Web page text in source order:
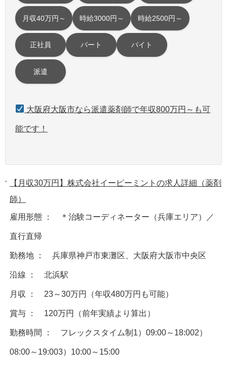
月収40万円～ 時給3000円～ 時給2500円～
正社員 パート バイト
派遣
大阪府大阪市なら派遣薬剤師で年収800万円～も可
能です！
【月収30万円】株式会社イーピーミントの求人詳細（薬剤
師）
雇用形態 ： ＊治験コーディネーター（兵庫エリア）／
直行直帰
勤務地 ： 兵庫県神戸市東灘区、大阪府大阪市中央区
沿線 ： 北浜駅
月収 ： 23～30万円（年収480万円も可能）
賞与 ： 120万円（前年実績より算出）
勤務時間 ： フレックスタイム制1）09:00～18:002）
08:00～19:003）10:00～15:00